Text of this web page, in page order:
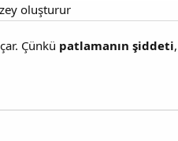
oluşturur
Çünkü patlamanın şiddeti,